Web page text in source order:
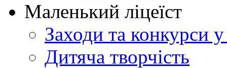
Маленький ліцеїст
Заходи та конкурси у
Дитяча творчість